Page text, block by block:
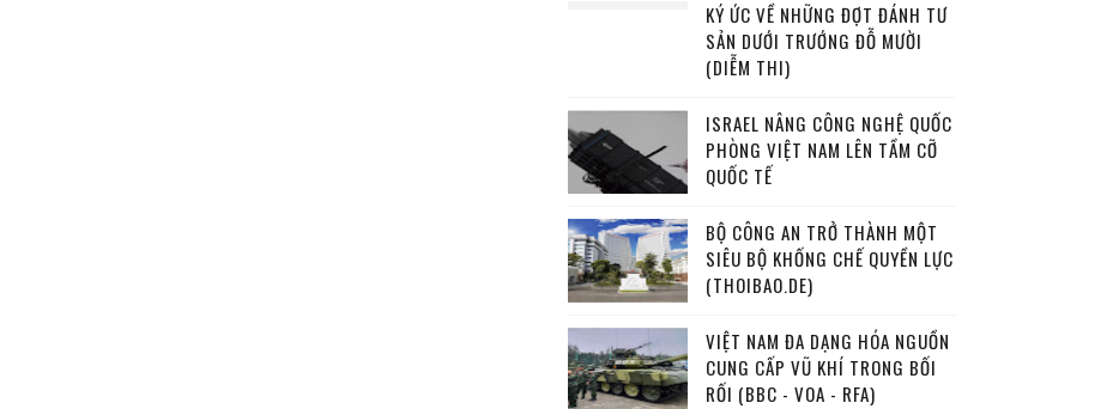
KÝ ỨC VỀ NHỮNG ĐỢT ĐÁNH TƯ
SẢN DƯỚI TRƯỚNG ĐỖ MƯỜI
(DIỄM THI)
ISRAEL NÂNG CÔNG NGHỆ QUỐC
PHÒNG VIỆT NAM LÊN TẦM CỠ
QUỐC TẾ
BỘ CÔNG AN TRỞ THÀNH MỘT
SIÊU BỘ KHỐNG CHẾ QUYỀN LỰC
(THOIBAO.DE)
VIỆT NAM ĐA DẠNG HÓA NGUỒN
CUNG CẤP VŨ KHÍ TRONG BỐI
RỐI (BBC - VOA - RFA)